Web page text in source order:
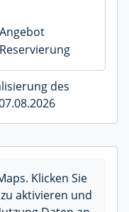
Angebot
Reservierung
des
Klicken Sie
aktivieren und